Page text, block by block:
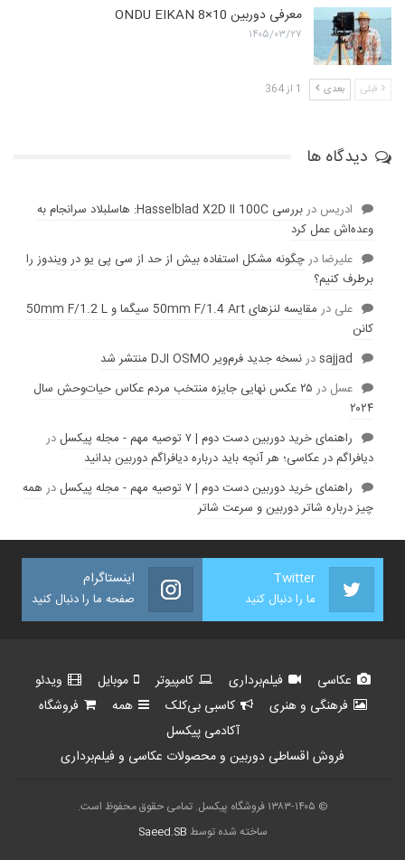
معرفی دوربین ONDU EIKAN 8×10
۱۴۰۵/۰۳/۲۷
قبلی بعدی 1 از 364
دیدگاه ها
ادریس در
بررسی Hasselblad X2D II 100C: هاسلبلاد سرانجام به
وعده‌‌اش عمل کرد
عليرضادرچگونه مشکل استفاده بیش از حد از سی پی یو در ویندوز را
برطرف کنیم؟
علی در
مقایسه لنز‌های 50mm F/1.4 Art سیگما و 50mm F/1.2 L
کانن
sajjadدرنسخه جدید فرم‌ویر DJI OSMO منتشر شد
عسل در
۲۵ عکس نهایی جایزه منتخب مردم عکاس حیات‌وحش سال
۲۰۲۴
راهنمای خرید دوربین دست دوم | ۷ توصیه مهم - مجله پیکسل
در
دیافراگم در عکاسی؛ هر آنچه باید درباره دیافراگم دوربین بدانید
راهنمای خرید دوربین دست دوم | ۷ توصیه مهم - مجله پیکسل
در همه
چیز درباره شاتر دوربین و سرعت شاتر
Twitter
ما را دنبال کنید
اینستاگرام
صفحه ما را دنبال کنید
عکاسی فیلم‌برداری کامپیوتر موبایل
ویدئو
فرهنگی و هنری
کاسبی بی‌کلک همه
فروشگاه
آکادمی پیکسل
فروش اقساطی دوربین و محصولات عکاسی و فیلم‌برداری
© ۱۳۸۳-۱۴۰۵ فروشگاه پیکسل. تمامی حقوق محفوظ است.
ساخته شده توسط Saeed.SB